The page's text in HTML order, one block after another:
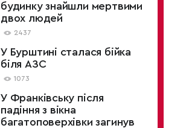
будинку знайшли мертвими
двох людей
2437
У Бурштині сталася бійка
біля АЗС
1073
У Франківську після
падіння з вікна
багатоповерхівки загинув